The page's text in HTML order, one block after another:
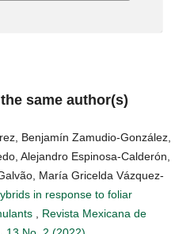
same author(s)
Benjamín Zamudio-González,
Alejandro Espinosa-Calderón,
María Gricelda Vázquez-
in response to foliar
Revista Mexicana de